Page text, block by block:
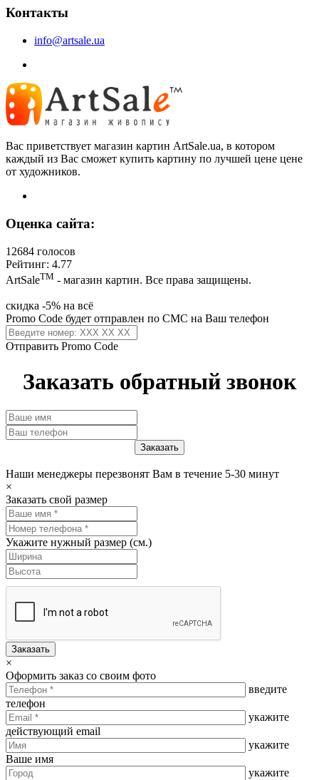
Контакты
info@artsale.ua
Вас приветствует магазин картин ArtSale.ua, в котором
каждый из Вас сможет купить картину по лучшей цене цене
от художников.
Оценка сайта:
12684 голосов
Рейтинг: 4.77
ArtSaleТМ - магазин картин. Все права защищены.
скидка -5% на всё
Promo Code будет отправлен по СМС на Ваш телефон
Отправить Promo Code
Заказать обратный звонок
Наши менеджеры перезвонят Вам в течение 5-30 минут
×
Заказать свой размер
Укажите нужный размер (см.)
Заказать
×
Оформить заказ со своим фото
введите
телефон
укажите
действующий email
укажите
Ваше имя
укажите